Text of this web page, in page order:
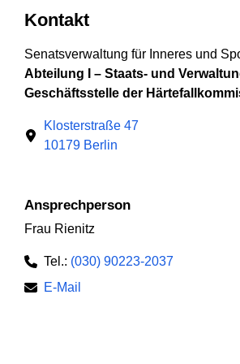
Kontakt
Senatsverwaltung für Inneres und
Abteilung I – Staats- und
Geschäftsstelle der
Klosterstraße 47
10179 Berlin
Ansprechperson
Frau Rienitz
Tel.: (030) 90223-2037
E-Mail